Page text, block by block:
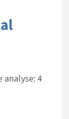
analyse: 4